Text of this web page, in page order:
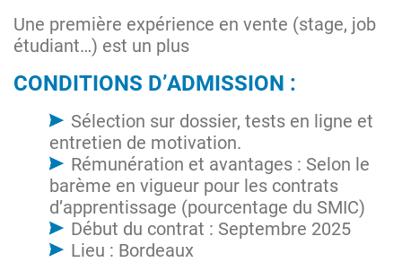
Une première expérience en vente (stage, job
étudiant…) est un plus
CONDITIONS D’ADMISSION :
Sélection sur dossier, tests en ligne et
entretien de motivation.
Rémunération et avantages : Selon le
barème en vigueur pour les contrats
d’apprentissage (pourcentage du SMIC)
Début du contrat : Septembre 2025
Lieu : Bordeaux